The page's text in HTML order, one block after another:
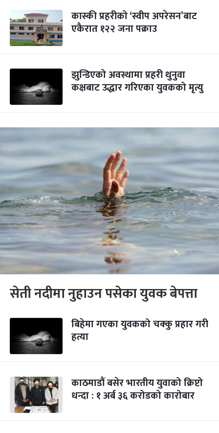
कास्की प्रहरीको ‘स्वीप अपरेसन’बाट
एकैरात १२२ जना पक्राउ
झुन्डिएको अवस्थामा प्रहरी थुनुवा
कक्षबाट उद्धार गरिएका युवकको मृत्यु
सेती नदीमा नुहाउन पसेका युवक बेपत्ता
बिहेमा गएका युवकको चक्कु प्रहार गरी
हत्या
काठमाडौं बसेर भारतीय युवाको क्रिप्टो
धन्दा : १ अर्ब ३६ करोडको कारोबार